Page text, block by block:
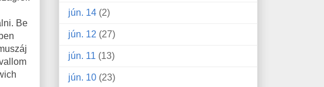
Be
jún. 14 (2)
jún. 12 (27)
jún. 11 (13)
jún. 10 (23)